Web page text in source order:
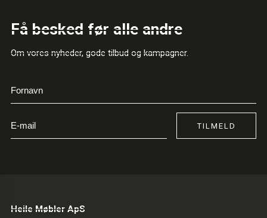
Få besked før alle andre
Om vores nyheder, gode tilbud og kampagner.
TILMELD
Heile Møbler ApS